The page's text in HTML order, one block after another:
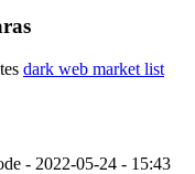
dark web market list
- 2022-05-24 - 15:43